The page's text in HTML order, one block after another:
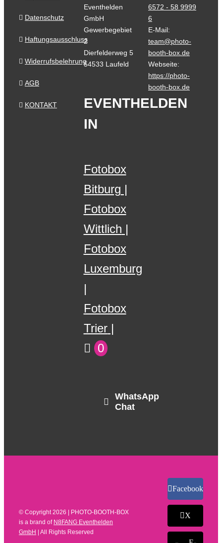
Datenschutz
Haftungsausschluss
Widerrufsbelehrung
AGB
KONTAKT
Eventhelden
GmbH
Gewerbegebiet
2
Dierfelderweg 5
54533 Laufeld
6572 - 58 9999
6
E-Mail:
team@photo-
booth-box.de
Webseite:
https://photo-
booth-box.de
EVENTHELDEN
IN
Fotobox
Bitburg
Fotobox
Wittlich
Fotobox
Luxemburg
Fotobox
Trier
0
WhatsApp
Chat
© Copyright2026 | PHOTO-BOOTH-BOX
is a brand of N8FANG Eventhelden
GmbH
| All Rights Reserved
Facebook
X